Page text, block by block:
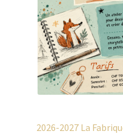
2026-2027 La